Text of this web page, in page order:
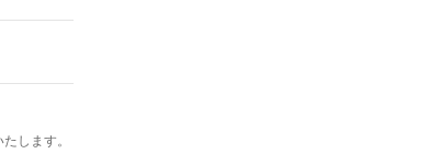
します。